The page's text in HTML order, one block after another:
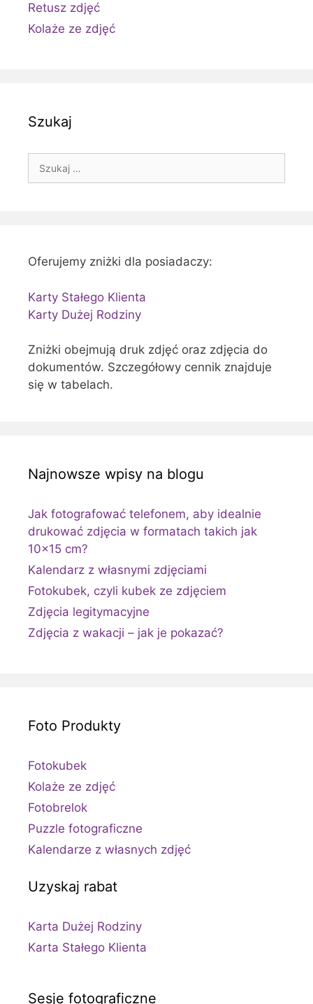
Retusz zdjęć
Kolaże ze zdjęć
Szukaj
Szukaj:
Oferujemy zniżki dla posiadaczy:
Karty Stałego Klienta
Karty Dużej Rodziny
Zniżki obejmują druk zdjęć oraz zdjęcia do
dokumentów. Szczegółowy cennik znajduje
się w tabelach.
Najnowsze wpisy na blogu
Jak fotografować telefonem, aby idealnie
drukować zdjęcia w formatach takich jak
10×15 cm?
Kalendarz z własnymi zdjęciami
Fotokubek, czyli kubek ze zdjęciem
Zdjęcia legitymacyjne
Zdjęcia z wakacji – jak je pokazać?
Foto Produkty
Fotokubek
Kolaże ze zdjęć
Fotobrelok
Puzzle fotograficzne
Kalendarze z własnych zdjęć
Uzyskaj rabat
Karta Dużej Rodziny
Karta Stałego Klienta
Sesje fotograficzne